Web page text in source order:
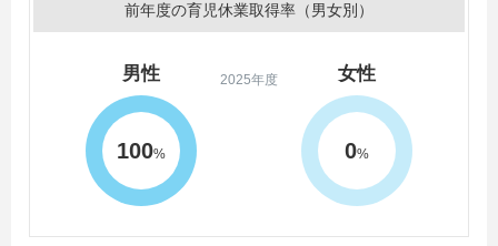
前年度の育児休業取得率（男女別）
2025年度
男性
100%
女性
0%